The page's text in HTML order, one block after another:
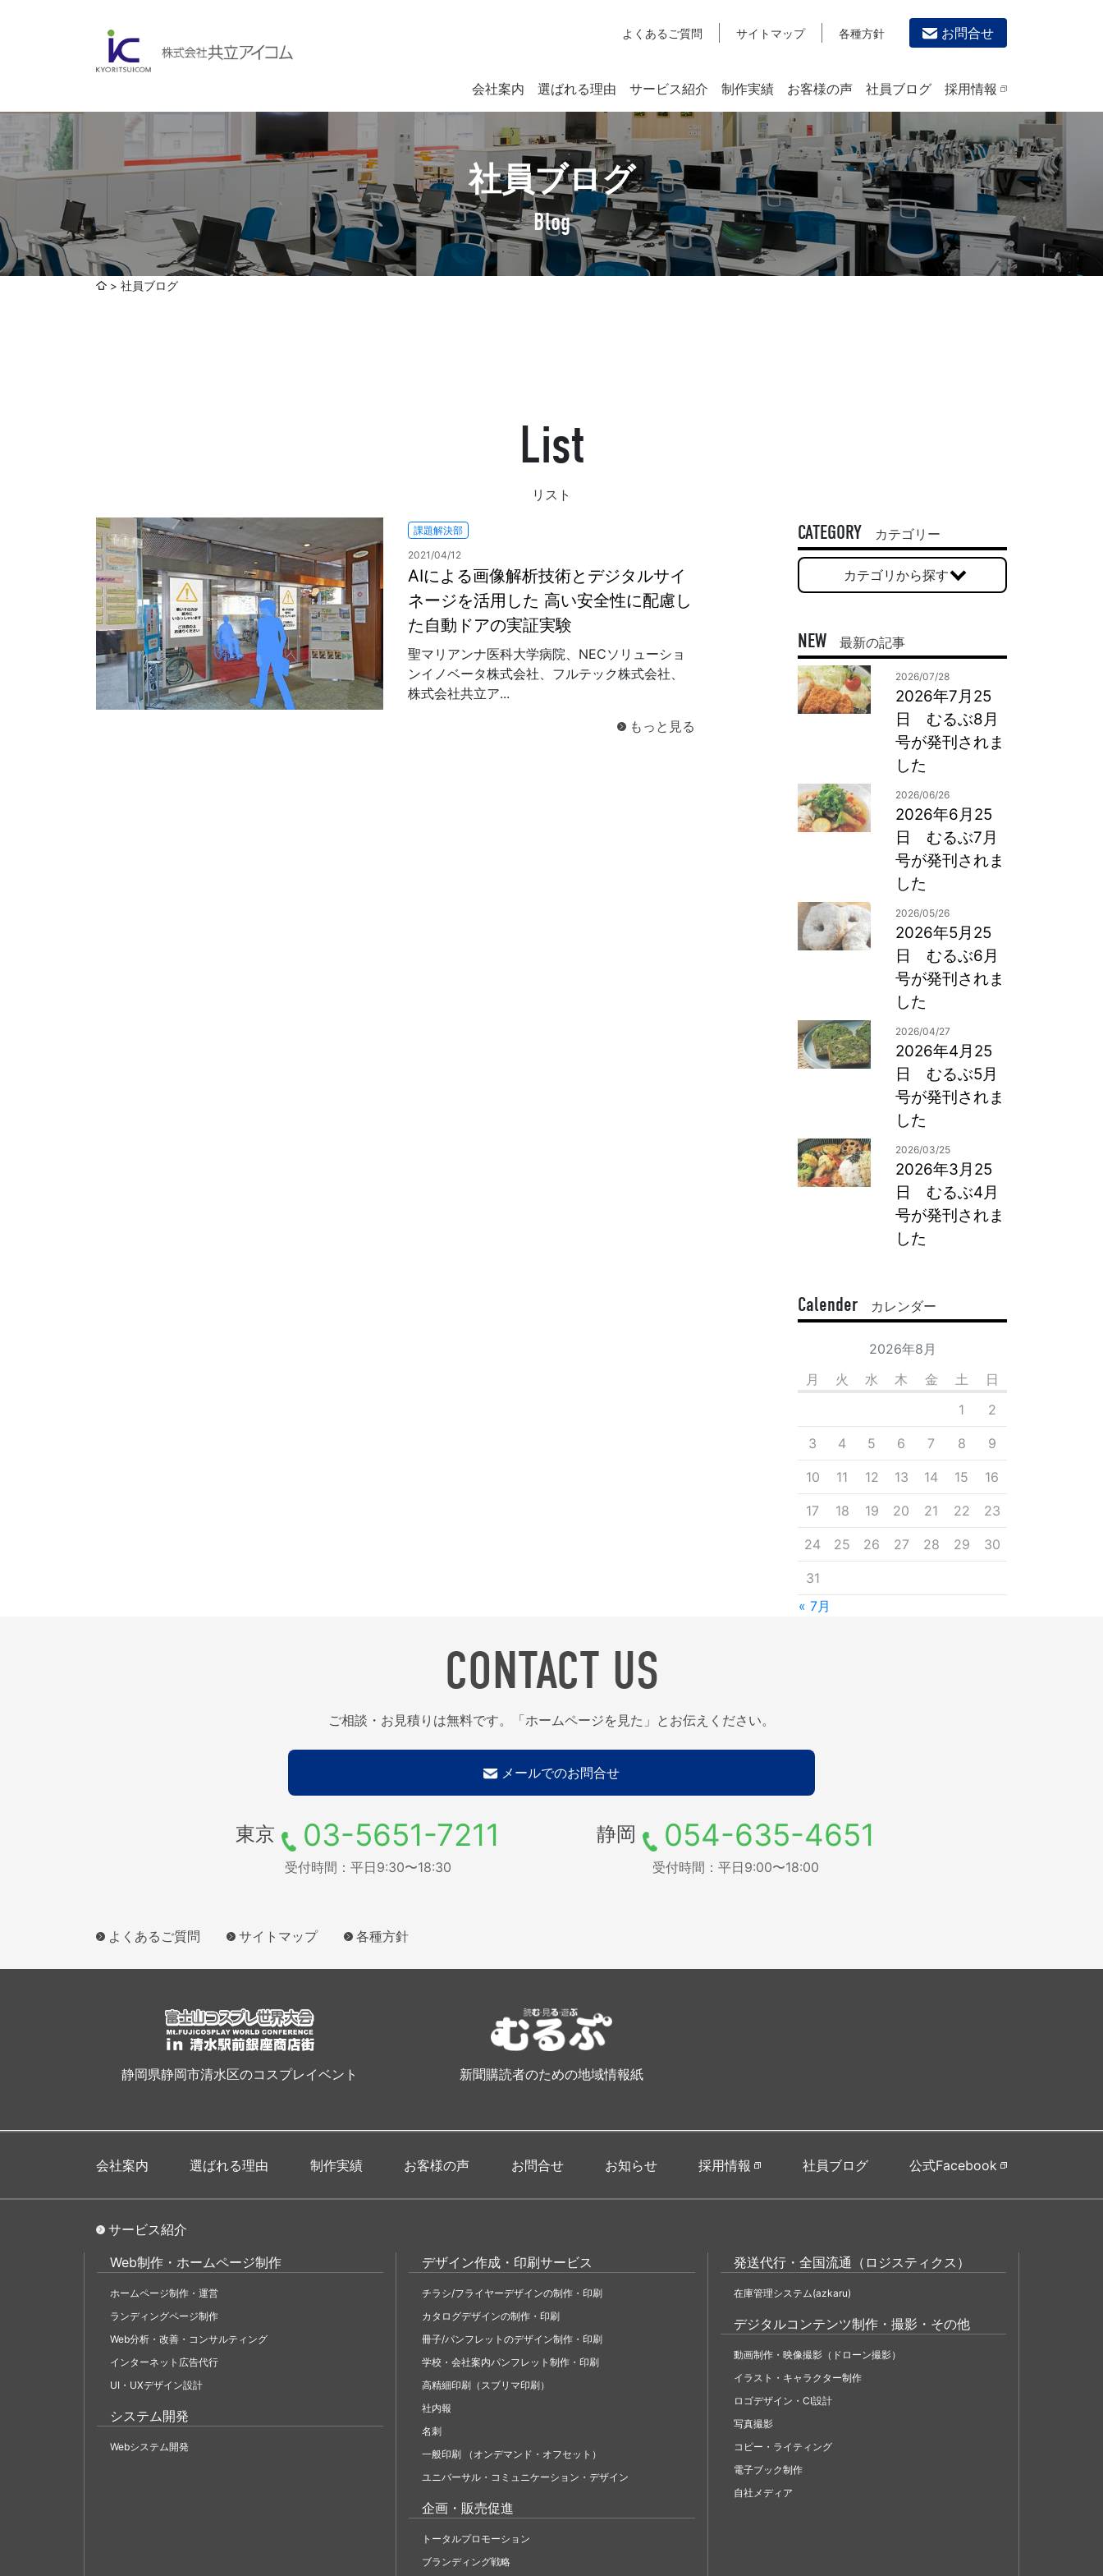
よくあるご質問 サイトマップ 各種方針 お問合せ
会社案内
会社案内
会社概要 社長挨拶 企業理念 沿革
情報セキュリティ基本方針 個人情報・特定個人情報保護方針 一般事業主行動計画
中核的労働要求事項に関する方針声明 SECURITY ACTIONの「二つ星」宣言
選ばれる理由 サービス紹介
Web制作・ホームページ制作
WEB
ホームページ制作・運営
ランディングページ制作
Web分析・改善・コンサルティング
インターネット広告代行
システム開発
SYSTEM DEVELOPMENT
Webシステム開発
デザイン作成・印刷サービス
PRINTING
チラシ/フライヤーデザインの制作・印刷
カタログデザインの制作・印刷
冊子/パンフレットのデザイン制作・印刷
学校・会社案内パンフレット制作・印刷
ブランディング戦略
イベント運営
コンテンツ制作
周年事業
採用プロモーション
発送代行・全国流通
イラスト・キャラクター制作
ロゴデザイン・CI設計
自社メディア
制作実績 お客様の声 社員ブログ 採用情報
社員ブログ
Blog
社員ブログ
List
リスト
課題解決部
2021/04/12
AIによる画像解析技術とデジタルサイ
ネージを活用した 高い安全性に配慮し
た自動ドアの実証実験
聖マリアンナ医科大学病院、NECソリューショ
ンイノベータ株式会社、フルテック株式会社、
株式会社共立ア...
もっと見る
CATEGORY カテゴリー
カテゴリから探す
NEW 最新の記事
2026/07/28
2026年7月25
日 むるぶ8月
号が発刊されま
した
2026/06/26
2026年6月25
日 むるぶ7月
号が発刊されま
した
2026/05/26
2026年5月25
日 むるぶ6月
号が発刊されま
した
2026/04/27
2026年4月25
日 むるぶ5月
号が発刊されま
した
2026/03/25
2026年3月25
日 むるぶ4月
号が発刊されま
した
Calender カレンダー
2026年8月
月
火 水 木 金 土 日
« 7月
1 2
3 4 5 6 7 8 9
10 11 12 13 14 15 16
17 18 19 20 21 22 23
24 25 26 27 28 29 30
31
CONTACT US
ご相談・お見積りは無料です。「ホームページを見た」とお伝えください。
メールでのお問合せ
東京 03-5651-7211
受付時間：平日9:30〜18:30
静岡 054-635-4651
受付時間：平日9:00〜18:00
よくあるご質問 サイトマップ 各種方針
静岡県静岡市清水区のコスプレイベント 新聞購読者のための地域情報紙
会社案内 選ばれる理由 制作実績 お客様の声 お問合せ お知らせ 採用情報 社員ブログ 公式Facebook
サービス紹介
Web制作・ホームページ制作
ホームページ制作・運営
ランディングページ制作
Web分析・改善・コンサルティング
インターネット広告代行
UI・UXデザイン設計
システム開発
Webシステム開発
デザイン作成・印刷サービス
チラシ/フライヤーデザインの制作・印刷
カタログデザインの制作・印刷
冊子/パンフレットのデザイン制作・印刷
学校・会社案内パンフレット制作・印刷
高精細印刷（スブリマ印刷）
社内報
名刺
一般印刷 （オンデマンド・オフセット）
ユニバーサル・コミュニケーション・デザイン
企画・販売促進
トータルプロモーション
ブランディング戦略
発送代行・全国流通（ロジスティクス）
在庫管理システム(azkaru)
デジタルコンテンツ制作・撮影・その他
動画制作・映像撮影（ドローン撮影）
イラスト・キャラクター制作
ロゴデザイン・CI設計
写真撮影
コピー・ライティング
電子ブック制作
自社メディア